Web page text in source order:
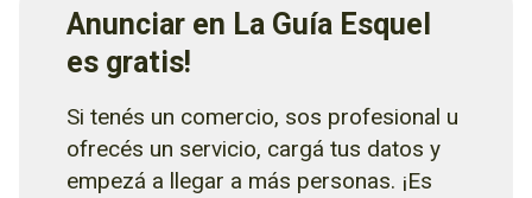
Anunciar en La Guía Esquel
es gratis!
Si tenés un comercio, sos profesional u
ofrecés un servicio, cargá tus datos y
empezá a llegar a más personas. ¡Es